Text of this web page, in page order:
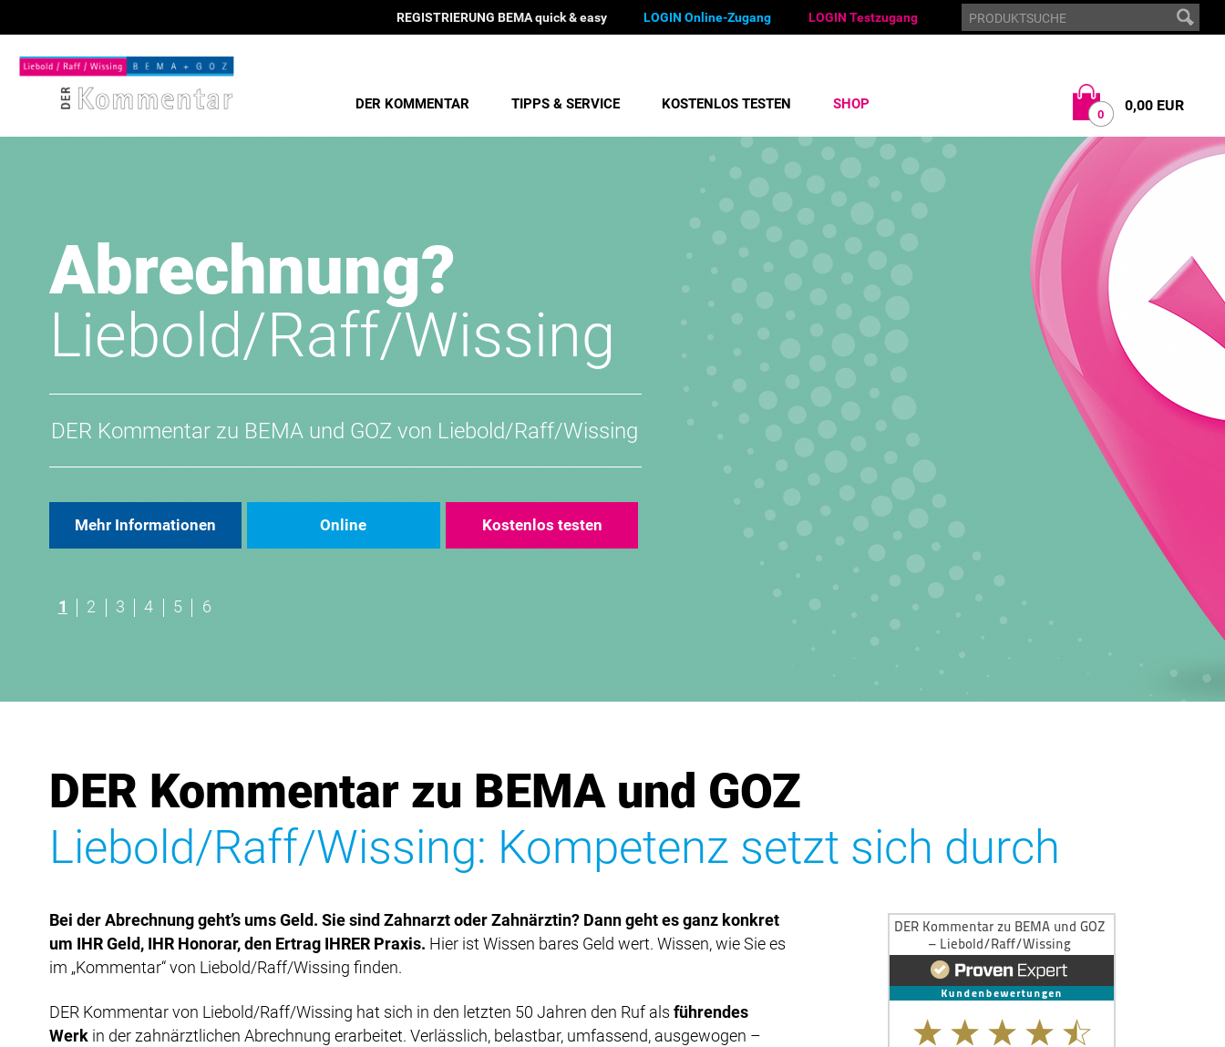
REGISTRIERUNG BEMA quick & easy LOGIN Online-Zugang LOGIN Testzugang
DER KOMMENTAR TIPPS & SERVICE KOSTENLOS TESTEN SHOP
0 0,00 EUR
1 2 3 4 5 6
Abrechnung?
Liebold/Raff/Wissing
DER Kommentar zu BEMA und GOZ von Liebold/Raff/Wissing
Mehr Informationen Online Kostenlos testen
DER Kommentar zu BEMA und GOZ
Liebold/Raff/Wissing: Kompetenz setzt sich durch
Bei der Abrechnung geht’s ums Geld. Sie sind Zahnarzt oder Zahnärztin? Dann geht es ganz konkret
um IHR Geld, IHR Honorar, den Ertrag IHRER Praxis. Hier ist Wissen bares Geld wert. Wissen, wie Sie es
im „Kommentar“ von Liebold/Raff/Wissing finden.
DER Kommentar von Liebold/Raff/Wissing hat sich in den letzten 50 Jahren den Ruf als führendes
Werkin der zahnärztlichen Abrechnung erarbeitet. Verlässlich, belastbar, umfassend, ausgewogen –